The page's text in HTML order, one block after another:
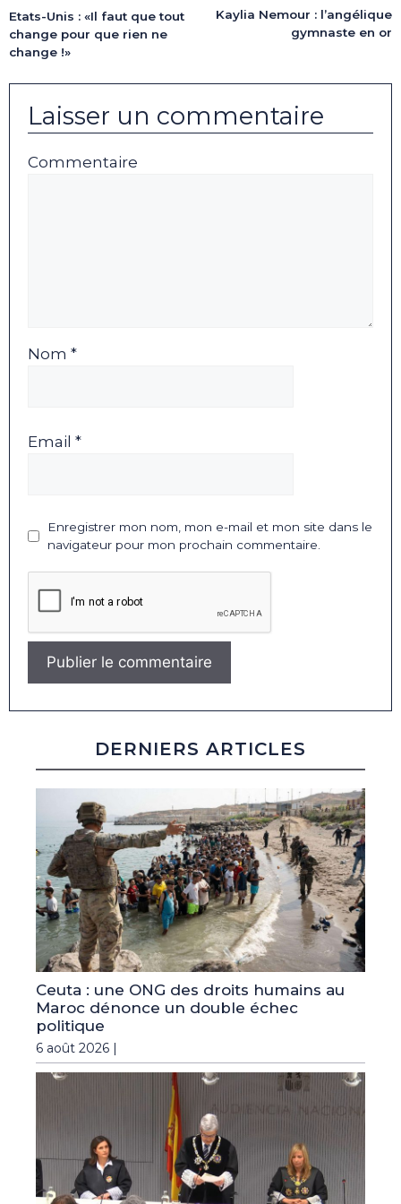
Etats-Unis : «Il faut que tout
change pour que rien ne
change !»
Kaylia Nemour : l’angélique
gymnaste en or
Laisser un commentaire
Commentaire
Nom *
Email *
Enregistrer mon nom, mon e-mail et mon site dans le
navigateur pour mon prochain commentaire.
DERNIERS ARTICLES
Ceuta : une ONG des droits humains au
Maroc dénonce un double échec
politique
6 août 2026 |